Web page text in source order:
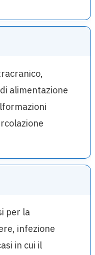
alimentazione
per la
infezione
in cui il